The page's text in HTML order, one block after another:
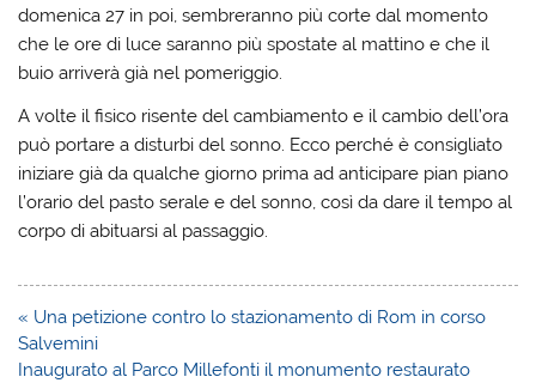
domenica 27 in poi, sembreranno più corte dal momento
che le ore di luce saranno più spostate al mattino e che il
buio arriverà già nel pomeriggio.
A volte il fisico risente del cambiamento e il cambio dell’ora
può portare a disturbi del sonno. Ecco perché è consigliato
iniziare già da qualche giorno prima ad anticipare pian piano
l’orario del pasto serale e del sonno, così da dare il tempo al
corpo di abituarsi al passaggio.
Navigazione
articoli
« Una petizione contro lo stazionamento di Rom in corso
Salvemini
Inaugurato al Parco Millefonti il monumento restaurato